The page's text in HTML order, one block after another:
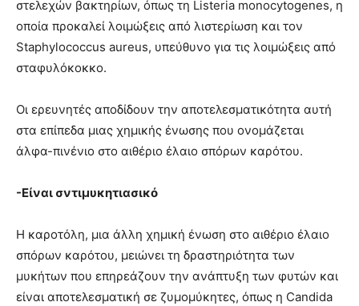
στελεχών βακτηρίων, όπως τη Listeria monocytogenes, η
οποία προκαλεί λοιμώξεις από λιστερίωση και τον
Staphylococcus aureus, υπεύθυνο για τις λοιμώξεις από
σταφυλόκοκκο.
Οι ερευνητές αποδίδουν την αποτελεσματικότητα αυτή
στα επίπεδα μιας χημικής ένωσης που ονομάζεται
άλφα-πινένιο στο αιθέριο έλαιο σπόρων καρότου.
-Είναι σντιμυκητιασικό
Η καροτόλη, μια άλλη χημική ένωση στο αιθέριο έλαιο
σπόρων καρότου, μειώνει τη δραστηριότητα των
μυκήτων που επηρεάζουν την ανάπτυξη των φυτών και
είναι αποτελεσματική σε ζυμομύκητες, όπως η Candida